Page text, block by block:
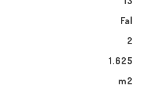
Fal
2
1.625
m2